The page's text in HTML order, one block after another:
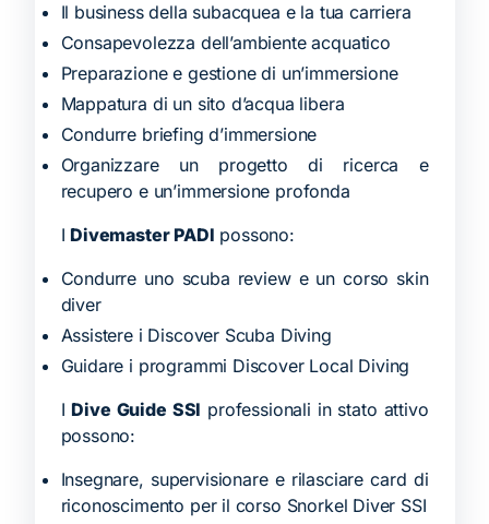
Il business della subacquea e la tua carriera
Consapevolezza dell’ambiente acquatico
Preparazione e gestione di un’immersione
Mappatura di un sito d’acqua libera
Condurre briefing d’immersione
Organizzare un progetto di ricerca e
recupero e un’immersione profonda
IDivemaster PADI possono:
Condurre uno scuba review e un corso skin
diver
Assistere i Discover Scuba Diving
Guidare i programmi Discover Local Diving
IDive Guide SSI professionali in stato attivo
possono:
Insegnare, supervisionare e rilasciare card di
riconoscimento per il corso Snorkel Diver SSI